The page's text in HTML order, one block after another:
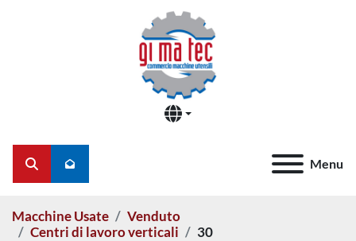
Menu
Cerca
Macchine Usate
Venduto
Centri di lavoro verticali
30